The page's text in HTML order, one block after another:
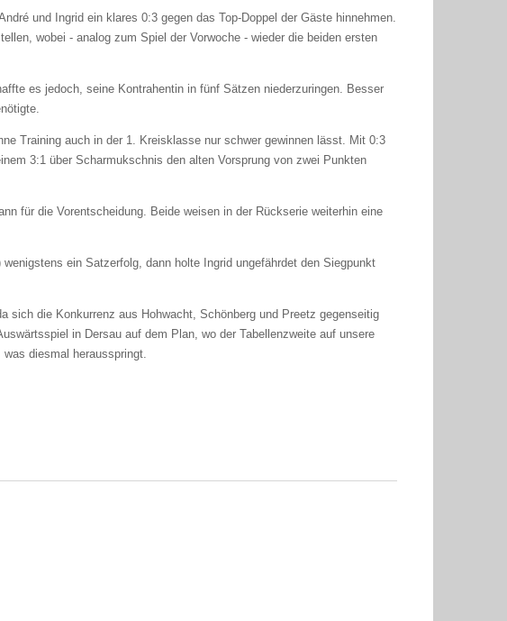
und Ingrid ein klares 0:3 gegen das Top-Doppel der Gäste hinnehmen.
wobei - analog zum Spiel der Vorwoche - wieder die beiden ersten
es jedoch, seine Kontrahentin in fünf Sätzen niederzuringen. Besser
Training auch in der 1. Kreisklasse nur schwer gewinnen lässt. Mit 0:3
3:1 über Scharmukschnis den alten Vorsprung von zwei Punkten
für die Vorentscheidung. Beide weisen in der Rückserie weiterhin eine
ein Satzerfolg, dann holte Ingrid ungefährdet den Siegpunkt
sich die Konkurrenz aus Hohwacht, Schönberg und Preetz gegenseitig
in Dersau auf dem Plan, wo der Tabellenzweite auf unsere
diesmal herausspringt.